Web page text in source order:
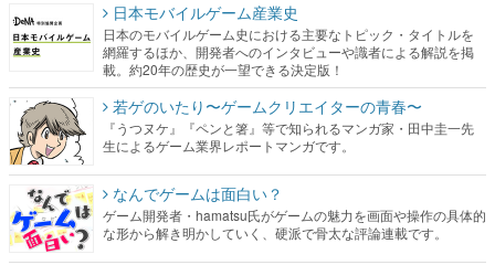
日本モバイルゲーム産業史
日本のモバイルゲーム史における主要なトピック・タイトルを
網羅するほか、開発者へのインタビューや識者による解説を掲
載。約20年の歴史が一望できる決定版！
若ゲのいたり〜ゲームクリエイターの青春〜
『うつヌケ』『ペンと箸』等で知られるマンガ家・田中圭一先
生によるゲーム業界レポートマンガです。
なんでゲームは面白い？
ゲーム開発者・hamatsu氏がゲームの魅力を画面や操作の具体的
な形から解き明かしていく、硬派で骨太な評論連載です。